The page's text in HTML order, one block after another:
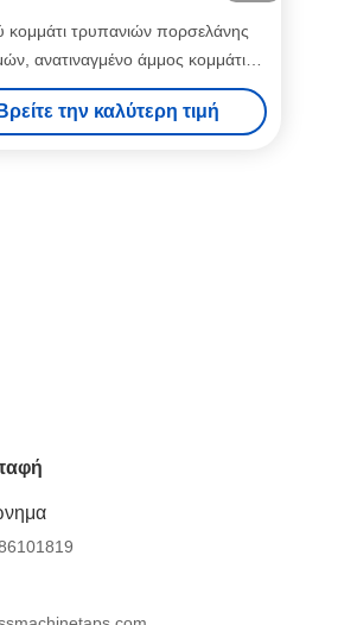
κομμάτι τρυπανιών πορσελάνης
ανατιναγμένο άμμος κομμάτι
τεκτονικών αντίστροφο
Βρείτε την καλύτερη τιμή